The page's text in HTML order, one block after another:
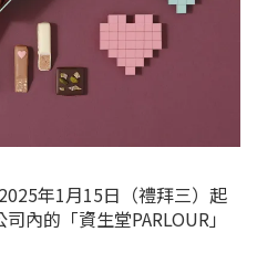
年1月15日（禮拜三）起
內的「資生堂PARLOUR」